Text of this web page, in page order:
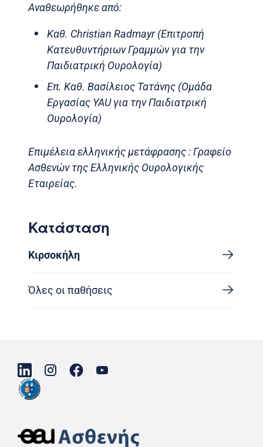
Αναθεωρήθηκε από:
Καθ. Christian Radmayr (Επιτροπή
Κατευθυντήριων Γραμμών για την
Παιδιατρική Ουρολογία)
Επ. Καθ. Βασίλειος Τατάνης (Ομάδα
Εργασίας YAU για την Παιδιατρική
Ουρολογία)
Επιμέλεια ελληνικής μετάφρασης : Γραφείο
Ασθενών της Ελληνικής Ουρολογικής
Εταιρείας.
Κατάσταση
Κιρσοκήλη
Όλες οι παθήσεις